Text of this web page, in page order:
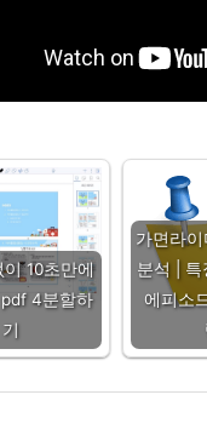
10초만에
4분할하
기
가면라
분석 | 특
에피소